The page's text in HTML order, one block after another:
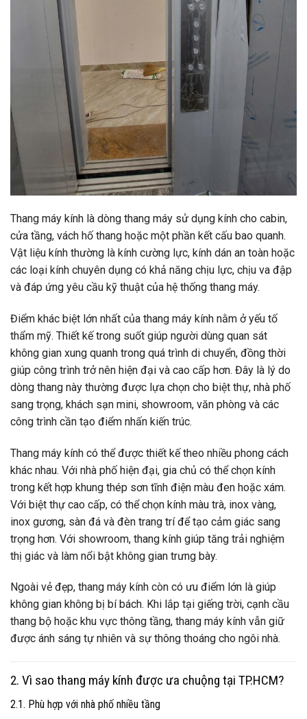
Thang máy kính là dòng thang máy sử dụng kính cho cabin,
cửa tầng, vách hố thang hoặc một phần kết cấu bao quanh.
Vật liệu kính thường là kính cường lực, kính dán an toàn hoặc
các loại kính chuyên dụng có khả năng chịu lực, chịu va đập
và đáp ứng yêu cầu kỹ thuật của hệ thống thang máy.
Điểm khác biệt lớn nhất của thang máy kính nằm ở yếu tố
thẩm mỹ. Thiết kế trong suốt giúp người dùng quan sát
không gian xung quanh trong quá trình di chuyển, đồng thời
giúp công trình trở nên hiện đại và cao cấp hơn. Đây là lý do
dòng thang này thường được lựa chọn cho biệt thự, nhà phố
sang trọng, khách sạn mini, showroom, văn phòng và các
công trình cần tạo điểm nhấn kiến trúc.
Thang máy kính có thể được thiết kế theo nhiều phong cách
khác nhau. Với nhà phố hiện đại, gia chủ có thể chọn kính
trong kết hợp khung thép sơn tĩnh điện màu đen hoặc xám.
Với biệt thự cao cấp, có thể chọn kính màu trà, inox vàng,
inox gương, sàn đá và đèn trang trí để tạo cảm giác sang
trọng hơn. Với showroom, thang kính giúp tăng trải nghiệm
thị giác và làm nổi bật không gian trưng bày.
Ngoài vẻ đẹp, thang máy kính còn có ưu điểm lớn là giúp
không gian không bị bí bách. Khi lắp tại giếng trời, cạnh cầu
thang bộ hoặc khu vực thông tầng, thang máy kính vẫn giữ
được ánh sáng tự nhiên và sự thông thoáng cho ngôi nhà.
2. Vì sao thang máy kính được ưa chuộng tại TP.HCM?
2.1. Phù hợp với nhà phố nhiều tầng